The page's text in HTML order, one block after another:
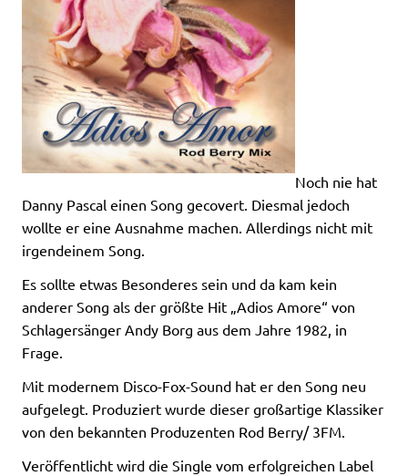
Noch nie hat
Danny Pascal einen Song gecovert. Diesmal jedoch
wollte er eine Ausnahme machen. Allerdings nicht mit
irgendeinem Song.
Es sollte etwas Besonderes sein und da kam kein
anderer Song als der größte Hit „Adios Amore“ von
Schlagersänger Andy Borg aus dem Jahre 1982, in
Frage.
Mit modernem Disco-Fox-Sound hat er den Song neu
aufgelegt. Produziert wurde dieser großartige Klassiker
von den bekannten Produzenten Rod Berry/ 3FM.
Veröffentlicht wird die Single vom erfolgreichen Label